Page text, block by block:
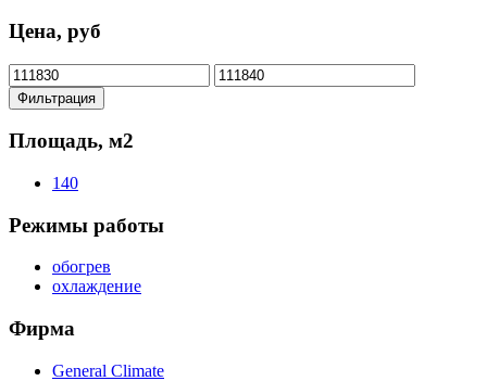
Цена, руб
Минимальная
цена
Максимальная
цена
Фильтрация
Площадь, м2
140
Режимы работы
обогрев
охлаждение
Фирма
General Climate